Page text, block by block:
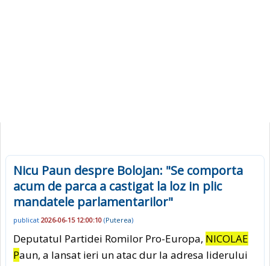
Nicu Paun despre Bolojan: "Se comporta
acum de parca a castigat la loz in plic
mandatele parlamentarilor"
publicat 2026-06-15 12:00:10 (Puterea)
Deputatul Partidei Romilor Pro-Europa, NICOLAE
Paun, a lansat ieri un atac dur la adresa liderului